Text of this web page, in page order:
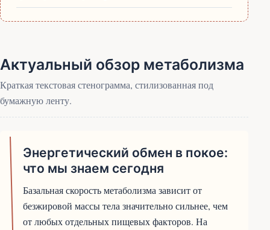
Актуальный обзор метаболизма
Краткая текстовая стенограмма, стилизованная под
бумажную ленту.
Энергетический обмен в покое:
что мы знаем сегодня
Базальная скорость метаболизма зависит от
безжировой массы тела значительно сильнее, чем
от любых отдельных пищевых факторов. На